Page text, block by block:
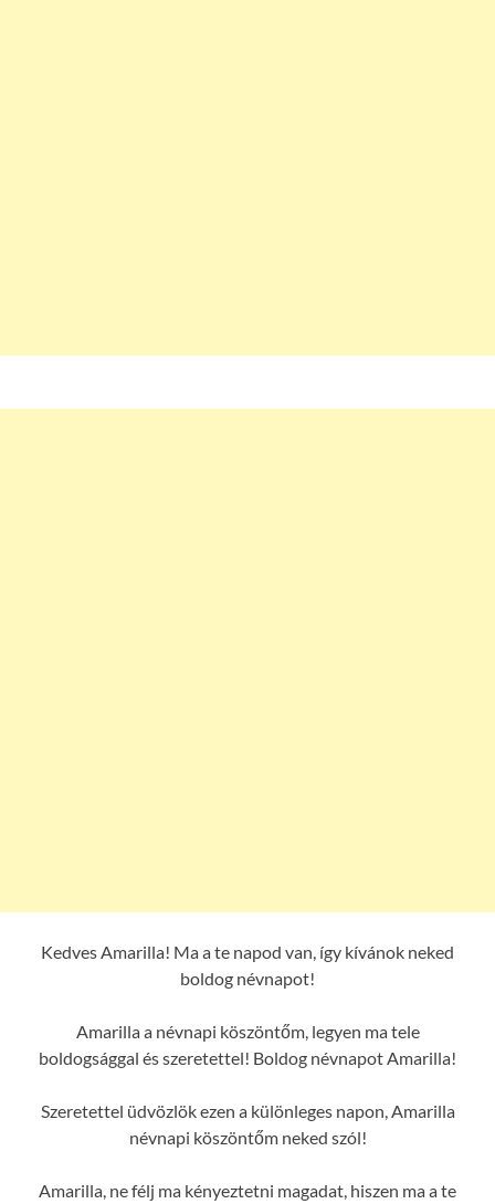
Kedves Amarilla! Ma a te napod van, így kívánok neked
boldog névnapot!
Amarilla a névnapi köszöntőm, legyen ma tele
boldogsággal és szeretettel! Boldog névnapot Amarilla!
Szeretettel üdvözlök ezen a különleges napon, Amarilla
névnapi köszöntőm neked szól!
Amarilla, ne félj ma kényeztetni magadat, hiszen ma a te